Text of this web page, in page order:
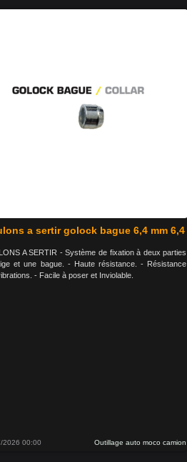
a sertir golock bague 6,4 mm 6,4
A SERTIR - Système de fixation à deux parties
et une bague. - Haute résistance. - Résistance
- Facile à poser et Inviolable.
2026 00:00 Outillage auto moco camion